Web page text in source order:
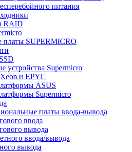
питания
RAID
платы SUPERMICRO
устройства Supermicro
и EPYC
ASUS
Supermicro
платы ввода-вывода
ввода
вывода
ввода/вывода
вывода